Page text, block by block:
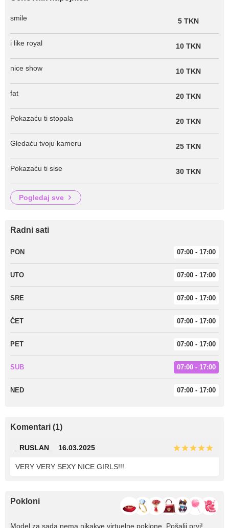
smile 5 TKN
i like royal 10 TKN
nice show 10 TKN
fat 20 TKN
Pokazaću ti stopala 20 TKN
Gledaću tvoju kameru 25 TKN
Pokazaću ti sise 30 TKN
pogledaj sve
Radni sati
PON 07:00 - 17:00
UTO 07:00 - 17:00
SRE 07:00 - 17:00
ČET 07:00 - 17:00
PET 07:00 - 17:00
SUB 07:00 - 17:00
NED 07:00 - 17:00
Komentari (1)
_RUSLAN_ 16.03.2025
VERY VERY SEXY NICE GIRLS!!!
Pokloni
Model za sada nema nikakve virtuelne poklone. Pošalji prvi!